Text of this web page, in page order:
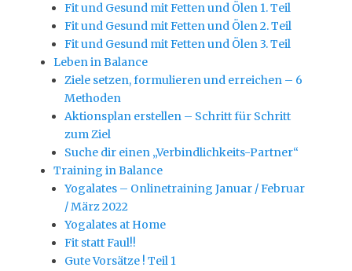
Fit und Gesund mit Fetten und Ölen 1. Teil
Fit und Gesund mit Fetten und Ölen 2. Teil
Fit und Gesund mit Fetten und Ölen 3. Teil
Leben in Balance
Ziele setzen, formulieren und erreichen – 6
Methoden
Aktionsplan erstellen – Schritt für Schritt
zum Ziel
Suche dir einen „Verbindlichkeits-Partner“
Training in Balance
Yogalates – Onlinetraining Januar / Februar
/ März 2022
Yogalates at Home
Fit statt Faul!!
Gute Vorsätze ! Teil 1